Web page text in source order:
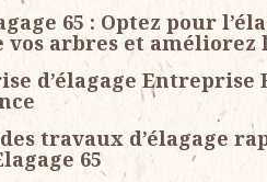
65 : Optez pour
vos arbres et améliorez
d’élagage
travaux d’élagage
65